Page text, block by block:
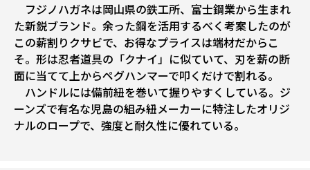
フジノハガネは岡山県の鉄工所、富士鋼業から生まれ
た新鋭ブランド。余った鋼を活用するべく考案したのが
この薪割りクサビで、お得なプライスは端材だからこ
そ。形は忍者道具の「クナイ」に似ていて、刃を薪の断
面に当てて上からペグハンマーで叩くだけで割れる。
ハンドルには備前紐を巻いて握りやすくしている。ジ
ーンズで有名な児島の組み紐メーカーに特注したオリジ
ナルのロープで、強度と耐久性に優れている。